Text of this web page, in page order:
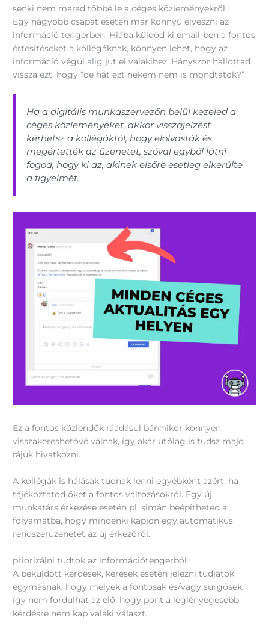
senki nem marad többé le a céges közleményekről
Egy nagyobb csapat esetén már könnyű elveszni az
információ tengerben. Hiába küldöd ki email-ben a fontos
értesítéseket a kollégáknak, könnyen lehet, hogy az
információ végül alig jut el valakihez. Hányszor hallottad
vissza ezt, hogy “de hát ezt nekem nem is mondtátok?”
Ha a digitális munkaszervezőn belül kezeled a
céges közleményeket, akkor visszajelzést
kérhetsz a kollégáktól, hogy elolvasták és
megértették az üzenetet, szóval egyből látni
fogod, hogy ki az, akinek elsőre esetleg elkerülte
a figyelmét.
Ez a fontos közlendők ráadásul bármikor könnyen
visszakereshetővé válnak, így akár utólag is tudsz majd
rájuk hivatkozni.
A kollégák is hálásak tudnak lenni egyébként azért, ha
tájékoztatod őket a fontos változásokról. Egy új
munkatárs érkezése esetén pl. simán beépítheted a
folyamatba, hogy mindenki kapjon egy automatikus
rendszerüzenetet az új érkezőről.
priorizálni tudtok az információtengerből
A beküldött kérdések, kérések esetén jelezni tudjátok
egymásnak, hogy melyek a fontosak és/vagy sürgősek,
így nem fordulhat az elő, hogy pont a leglényegesebb
kérdésre nem kap valaki választ.